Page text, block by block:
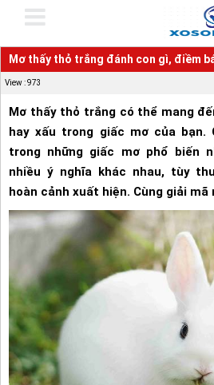
Mơ thấy thỏ trắng đánh con gì, điềm
View : 973
Mơ thấy thỏ trắng có thể mang
hay xấu trong giấc mơ của
trong những giấc mơ phổ biến
nhiều ý nghĩa khác nhau, tùy
hoàn cảnh xuất hiện. Cùng giải mã